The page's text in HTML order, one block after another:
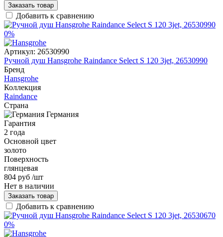
Заказать товар
Добавить к сравнению
0%
Артикул: 26530990
Ручной душ Hansgrohe Raindance Select S 120 3jet, 26530990
Бренд
Hansgrohe
Коллекция
Raindance
Страна
Германия
Гарантия
2 года
Основной цвет
золото
Поверхность
глянцевая
804 руб /шт
Нет в наличии
Заказать товар
Добавить к сравнению
0%